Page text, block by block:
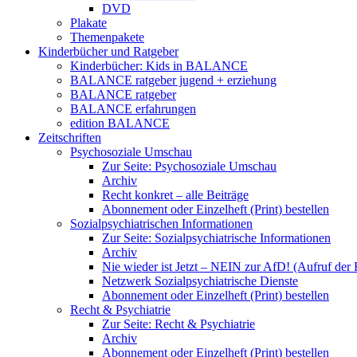
DVD
Plakate
Themenpakete
Kinderbücher und Ratgeber
Kinderbücher: Kids in BALANCE
BALANCE ratgeber jugend + erziehung
BALANCE ratgeber
BALANCE erfahrungen
edition BALANCE
Zeitschriften
Psychosoziale Umschau
Zur Seite: Psychosoziale Umschau
Archiv
Recht konkret – alle Beiträge
Abonnement oder Einzelheft (Print) bestellen
Sozialpsychiatrischen Informationen
Zur Seite: Sozialpsychiatrische Informationen
Archiv
Nie wieder ist Jetzt – NEIN zur AfD! (Aufruf der
Netzwerk Sozialpsychiatrische Dienste
Abonnement oder Einzelheft (Print) bestellen
Recht & Psychiatrie
Zur Seite: Recht & Psychiatrie
Archiv
Abonnement oder Einzelheft (Print) bestellen